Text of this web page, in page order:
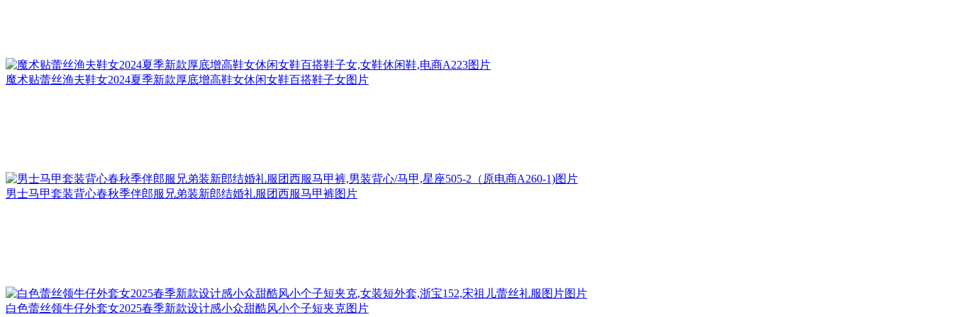
魔术贴蕾丝渔夫鞋女2024夏季新款厚底增高鞋女休闲女鞋百搭鞋子女图片
男士马甲套装背心春秋季伴郎服兄弟装新郎结婚礼服团西服马甲裤图片
白色蕾丝领牛仔外套女2025春季新款设计感小众甜酷风小个子短夹克图片